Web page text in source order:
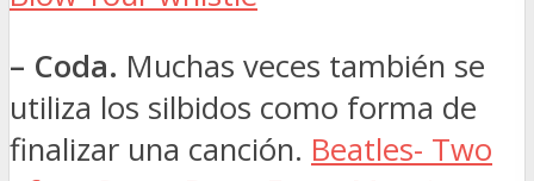
– Coda. Muchas veces también se
utiliza los silbidos como forma de
finalizar una canción. Beatles- Two